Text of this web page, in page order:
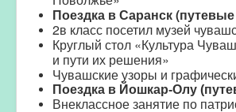
Поездка в Саранск
2в класс посетил музей
Круглый стол «Культура
и пути их решения»
Чувашские узоры и
Поездка в Йошкар-Олу
Внеклассное занятие по